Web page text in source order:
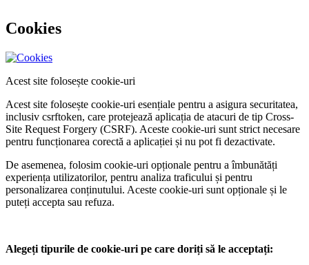
Cookies
Acest site folosește cookie-uri
Acest site folosește cookie-uri esențiale pentru a asigura securitatea,
inclusiv csrftoken, care protejează aplicația de atacuri de tip Cross-
Site Request Forgery (CSRF). Aceste cookie-uri sunt strict necesare
pentru funcționarea corectă a aplicației și nu pot fi dezactivate.
De asemenea, folosim cookie-uri opționale pentru a îmbunătăți
experiența utilizatorilor, pentru analiza traficului și pentru
personalizarea conținutului. Aceste cookie-uri sunt opționale și le
puteți accepta sau refuza.
Alegeți tipurile de cookie-uri pe care doriți să le acceptați: